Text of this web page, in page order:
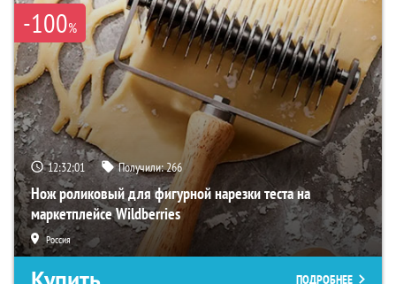
-100%
12:32:00 Получили:266
Нож роликовый для фигурной нарезки теста на
маркетплейсе Wildberries
Россия
ПОДРОБНЕЕ